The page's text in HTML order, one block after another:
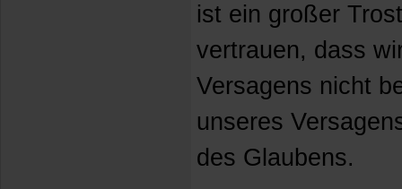
ist ein großer
vertrauen, dass
Versagens nicht
unseres
des Glaubens.